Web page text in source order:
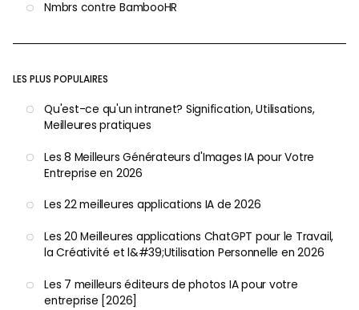
Nmbrs contre BambooHR
LES PLUS POPULAIRES
Qu'est-ce qu'un intranet? Signification, Utilisations,
Meilleures pratiques
Les 8 Meilleurs Générateurs d'Images IA pour Votre
Entreprise en 2026
Les 22 meilleures applications IA de 2026
Les 20 Meilleures applications ChatGPT pour le Travail,
la Créativité et l&#39;Utilisation Personnelle en 2026
Les 7 meilleurs éditeurs de photos IA pour votre
entreprise [2026]